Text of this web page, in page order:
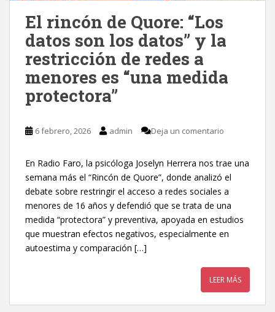
El rincón de Quore: “Los
datos son los datos” y la
restricción de redes a
menores es “una medida
protectora”
6 febrero, 2026 admin Deja un comentario
En Radio Faro, la psicóloga Joselyn Herrera nos trae una
semana más el “Rincón de Quore”, donde analizó el
debate sobre restringir el acceso a redes sociales a
menores de 16 años y defendió que se trata de una
medida “protectora” y preventiva, apoyada en estudios
que muestran efectos negativos, especialmente en
autoestima y comparación […]
LEER MÁS